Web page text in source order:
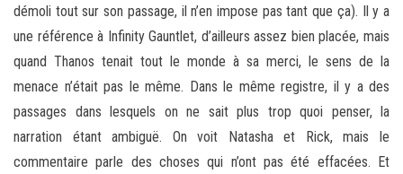
démoli tout sur son passage, il n’en impose pas tant que ça). Il y a
une référence à Infinity Gauntlet, d’ailleurs assez bien placée, mais
quand Thanos tenait tout le monde à sa merci, le sens de la
menace n’était pas le même. Dans le même registre, il y a des
passages dans lesquels on ne sait plus trop quoi penser, la
narration étant ambiguë. On voit Natasha et Rick, mais le
commentaire parle des choses qui n’ont pas été effacées. Et